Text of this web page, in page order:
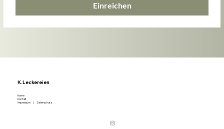
Einreichen
K.Leckereien
Home
Kontakt
Impressum
Datenschutz